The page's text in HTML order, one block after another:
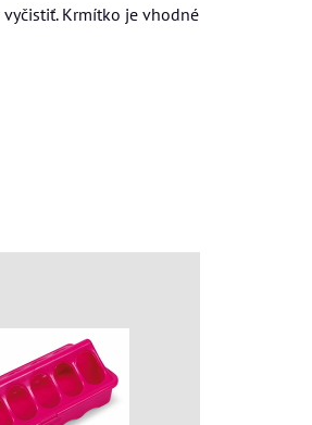
Krmítko je vhodné